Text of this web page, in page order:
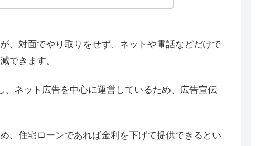
、対面でやり取りをせず、ネットや電話などだけで
できます。
ネット広告を中心に運営しているため、広告宣伝
、住宅ローンであれば金利を下げて提供できるとい